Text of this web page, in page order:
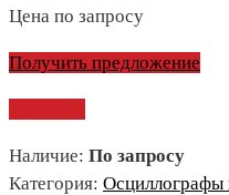
Цена по запросу
Получить предложение
Наличие: По запросу
Категория: Осциллографы